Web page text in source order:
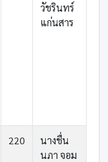
วัชรินทร์
แก่นสาร
220
นางชื่น
นภา จอม